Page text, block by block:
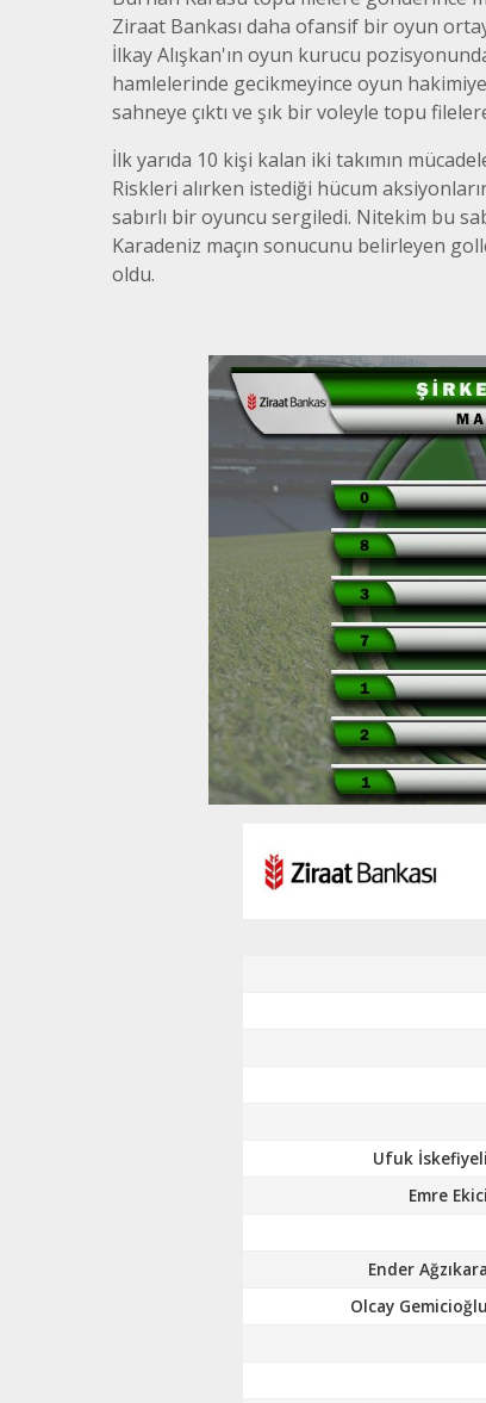
Ziraat Bankası daha ofansif bir oyun
İlkay Alışkan'ın oyun kurucu
hamlelerinde gecikmeyince oyun
sahneye çıktı ve şık bir voleyle topu
İlk yarıda 10 kişi kalan iki takımın
Riskleri alırken istediği hücum
sabırlı bir oyuncu sergiledi. Nitekim bu
Karadeniz maçın sonucunu belirleyen
oldu.
Ufuk İskefiyeli
Emre Ekici
Ender Ağzıkara
Olcay Gemicioğlu